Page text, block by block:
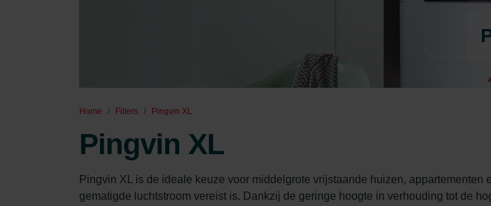
Home Filters Pingvin XL
Pingvin XL
Pingvin XL is de ideale keuze voor middelgrote vrijstaande huizen, appartementen
gematigde luchtstroom vereist is. Dankzij de geringe hoogte in verhouding tot de